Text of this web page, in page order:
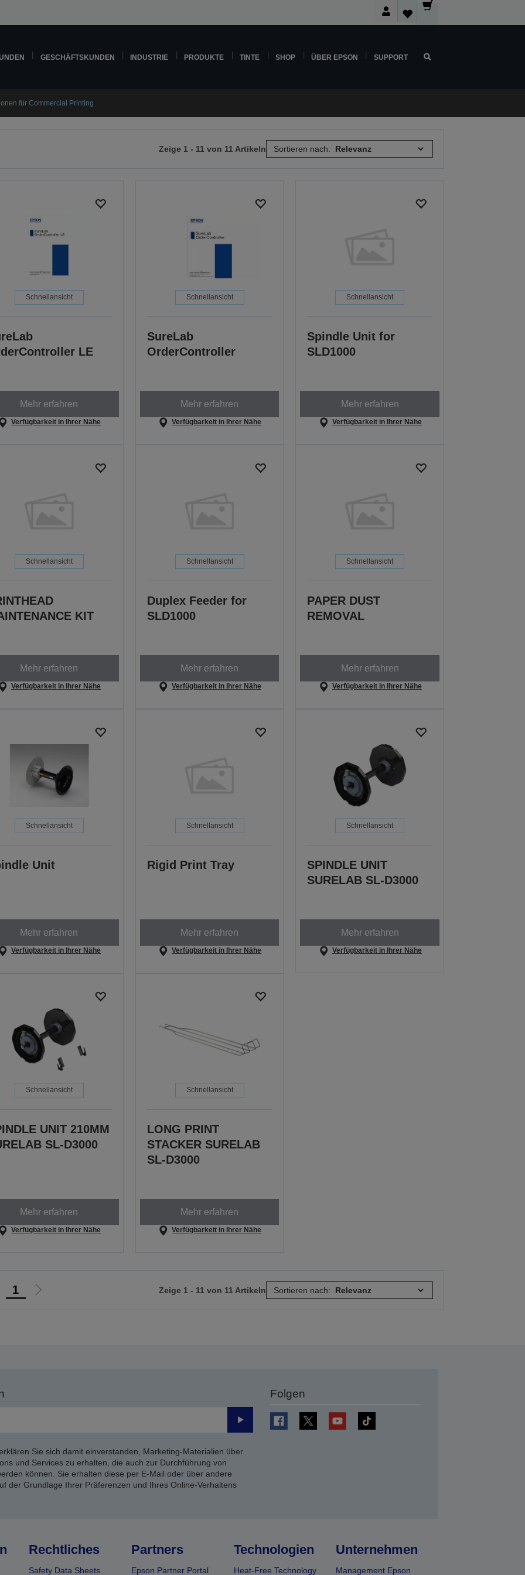
GESCHÄFTSKUNDEN INDUSTRIE PRODUKTE TINTE SHOP ÜBER EPSON SUPPORT
für Commercial Printing
Zeige 1 - 11 von 11 Artikeln Sortieren nach:
Schnellansicht
LE
Mehr erfahren
Verfügbarkeit in Ihrer Nähe
Schnellansicht
SureLab
OrderController
Mehr erfahren
Verfügbarkeit in Ihrer Nähe
Schnellansicht
Spindle Unit for
SLD1000
Mehr erfahren
Verfügbarkeit in Ihrer Nähe
Schnellansicht
KIT
Mehr erfahren
Verfügbarkeit in Ihrer Nähe
Schnellansicht
Duplex Feeder for
SLD1000
Mehr erfahren
Verfügbarkeit in Ihrer Nähe
Schnellansicht
PAPER DUST
REMOVAL
Mehr erfahren
Verfügbarkeit in Ihrer Nähe
Schnellansicht
Unit
Mehr erfahren
Verfügbarkeit in Ihrer Nähe
Schnellansicht
Rigid Print Tray
Mehr erfahren
Verfügbarkeit in Ihrer Nähe
Schnellansicht
SPINDLE UNIT
SURELAB SL-D3000
Mehr erfahren
Verfügbarkeit in Ihrer Nähe
Schnellansicht
UNIT 210MM
SL-D3000
Mehr erfahren
Verfügbarkeit in Ihrer Nähe
Schnellansicht
LONG PRINT
STACKER SURELAB
SL-D3000
Mehr erfahren
Verfügbarkeit in Ihrer Nähe
1
Zur
Zeige 1 - 11 von 11 Artikeln Sortieren nach:
Senden
Sie sich damit einverstanden, Marketing-Materialien über
und Services zu erhalten, die auch zur Durchführung von
können. Sie erhalten diese per E-Mail oder über andere
der Grundlage Ihrer Präferenzen und Ihres Online-Verhaltens
Folgen
Rechtliches
Safety Data Sheets
Partners
Epson Partner Portal
Technologien
Heat-Free Technology
Unternehmen
Management Epson